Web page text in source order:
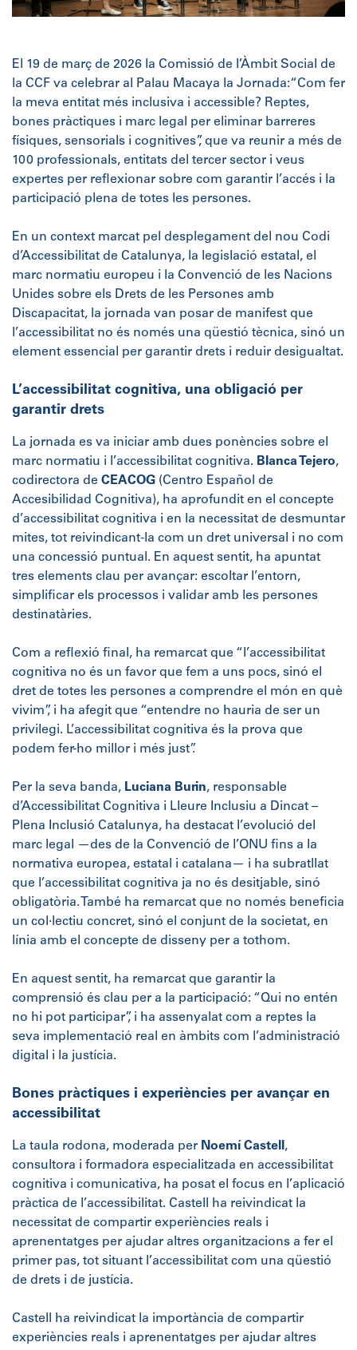
El 19 de març de 2026 la Comissió de l’Àmbit Social de
la CCF va celebrar al Palau Macaya la Jornada:“Com fer
la meva entitat més inclusiva i accessible? Reptes,
bones pràctiques i marc legal per eliminar barreres
físiques, sensorials i cognitives”, que va reunir a més de
100 professionals, entitats del tercer sector i veus
expertes per reflexionar sobre com garantir l’accés i la
participació plena de totes les persones.
En un context marcat pel desplegament del nou Codi
d’Accessibilitat de Catalunya, la legislació estatal, el
marc normatiu europeu i la Convenció de les Nacions
Unides sobre els Drets de les Persones amb
Discapacitat, la jornada van posar de manifest que
l’accessibilitat no és només una qüestió tècnica, sinó un
element essencial per garantir drets i reduir desigualtat.
L’accessibilitat cognitiva, una obligació per
garantir drets
La jornada es va iniciar amb dues ponències sobre el
marc normatiu i l’accessibilitat cognitiva. Blanca Tejero,
codirectora de CEACOG (Centro Español de
Accesibilidad Cognitiva), ha aprofundit en el concepte
d’accessibilitat cognitiva i en la necessitat de desmuntar
mites, tot reivindicant-la com un dret universal i no com
una concessió puntual. En aquest sentit, ha apuntat
tres elements clau per avançar: escoltar l’entorn,
simplificar els processos i validar amb les persones
destinatàries.
Com a reflexió final, ha remarcat que “l’accessibilitat
cognitiva no és un favor que fem a uns pocs, sinó el
dret de totes les persones a comprendre el món en què
vivim”, i ha afegit que “entendre no hauria de ser un
privilegi. L’accessibilitat cognitiva és la prova que
podem fer-ho millor i més just”.
Per la seva banda, Luciana Burin, responsable
d’Accessibilitat Cognitiva i Lleure Inclusiu a Dincat –
Plena Inclusió Catalunya, ha destacat l’evolució del
marc legal —des de la Convenció de l’ONU fins a la
normativa europea, estatal i catalana— i ha subratllat
que l’accessibilitat cognitiva ja no és desitjable, sinó
obligatòria. També ha remarcat que no només beneficia
un col·lectiu concret, sinó el conjunt de la societat, en
línia amb el concepte de disseny per a tothom.
En aquest sentit, ha remarcat que garantir la
comprensió és clau per a la participació: “Qui no entén
no hi pot participar”, i ha assenyalat com a reptes la
seva implementació real en àmbits com l’administració
digital i la justícia.
Bones pràctiques i experiències per avançar en
accessibilitat
La taula rodona, moderada per Noemí Castell ,
consultora i formadora especialitzada en accessibilitat
cognitiva i comunicativa, ha posat el focus en l’aplicació
pràctica de l’accessibilitat. Castell ha reivindicat la
necessitat de compartir experiències reals i
aprenentatges per ajudar altres organitzacions a fer el
primer pas, tot situant l’accessibilitat com una qüestió
de drets i de justícia.
Castell ha reivindicat la importància de compartir
experiències reals i aprenentatges per ajudar altres